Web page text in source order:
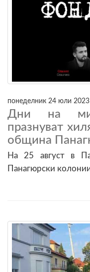
понеделник 24 юли
Дни на
празнуват
община
На 25 август в
Панагюрски